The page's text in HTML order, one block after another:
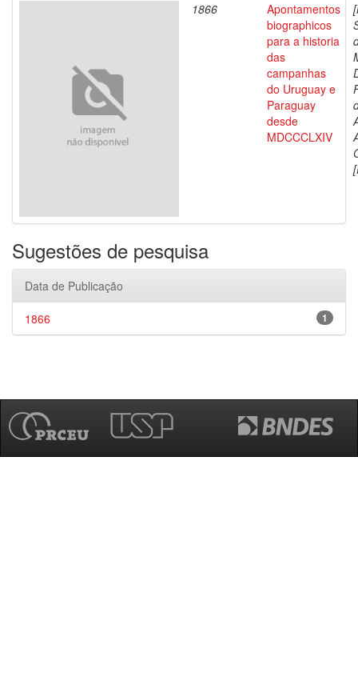
1866
Apontamentos
biographicos
para a historia
das
campanhas
do Uruguay e
Paraguay
desde
MDCCCLXIV
Sugestões de pesquisa
Data de Publicação
1
1866